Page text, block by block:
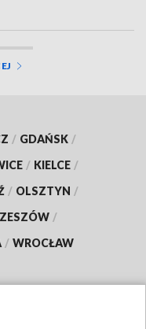
/ GDAŃSK /
/ KIELCE /
/ OLSZTYN /
/
/ WROCŁAW